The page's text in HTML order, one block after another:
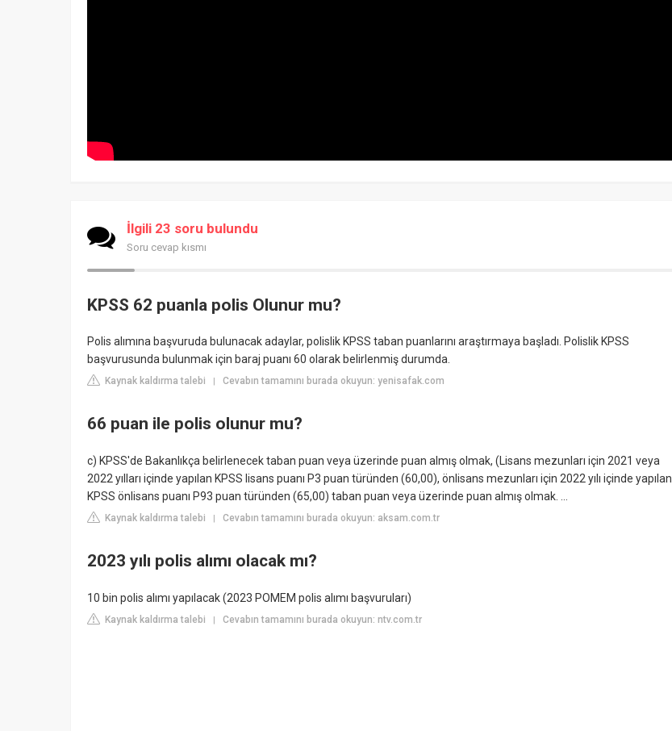
İlgili 23 soru bulundu
Soru cevap kısmı
KPSS 62 puanla polis Olunur mu?
Polis alımına başvuruda bulunacak adaylar, polislik KPSS taban puanlarını araştırmaya başladı. Polislik KPSS
başvurusunda bulunmak için baraj puanı 60 olarak belirlenmiş durumda.
Kaynak kaldırma talebi | Cevabın tamamını burada okuyun: yenisafak.com
66 puan ile polis olunur mu?
c) KPSS'de Bakanlıkça belirlenecek taban puan veya üzerinde puan almış olmak, (Lisans mezunları için 2021 veya
2022 yılları içinde yapılan KPSS lisans puanı P3 puan türünden (60,00), önlisans mezunları için 2022 yılı içinde yapılan
KPSS önlisans puanı P93 puan türünden (65,00) taban puan veya üzerinde puan almış olmak. ...
Kaynak kaldırma talebi | Cevabın tamamını burada okuyun: aksam.com.tr
2023 yılı polis alımı olacak mı?
10 bin polis alımı yapılacak (2023 POMEM polis alımı başvuruları)
Kaynak kaldırma talebi | Cevabın tamamını burada okuyun: ntv.com.tr